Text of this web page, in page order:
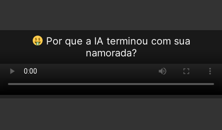
Por que a IA terminou com sua
namorada?